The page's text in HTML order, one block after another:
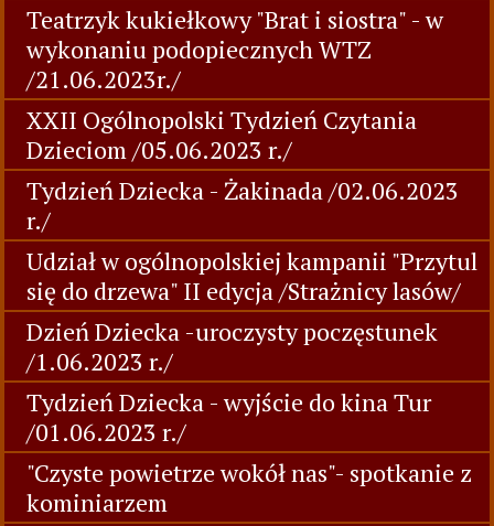
Teatrzyk kukiełkowy "Brat i siostra" - w
wykonaniu podopiecznych WTZ
/21.06.2023r./
XXII Ogólnopolski Tydzień Czytania
Dzieciom /05.06.2023 r./
Tydzień Dziecka - Żakinada /02.06.2023
r./
Udział w ogólnopolskiej kampanii "Przytul
się do drzewa" II edycja /Strażnicy lasów/
Dzień Dziecka -uroczysty poczęstunek
/1.06.2023 r./
Tydzień Dziecka - wyjście do kina Tur
/01.06.2023 r./
"Czyste powietrze wokół nas"- spotkanie z
kominiarzem